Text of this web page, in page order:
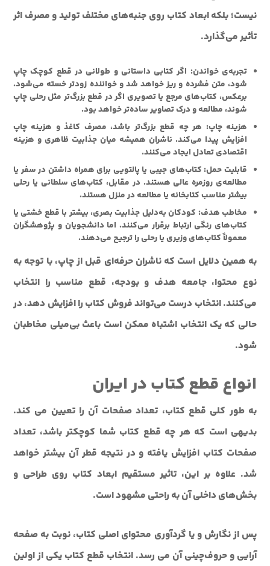
نیست؛ بلکه ابعاد کتاب روی جنبه‌های مختلف تولید و مصرف اثر
تأثیر می‌گذارد.
تجربه‌ی خواندن: اگر کتابی داستانی و طولانی در قطع کوچک چاپ
شود، متن فشرده و ریز خواهد شد و خواننده زودتر خسته می‌شود.
برعکس، کتاب‌های مرجع یا تصویری اگر در قطع بزرگ‌تر مثل رحلی چاپ
شوند، مطالعه و درک تصاویر ساده‌تر خواهد بود.
هزینه چاپ: هر چه قطع بزرگ‌تر باشد، مصرف کاغذ و هزینه چاپ
افزایش پیدا می‌کند. ناشران همیشه میان جذابیت ظاهری و هزینه
اقتصادی تعادل ایجاد می‌کنند.
قابلیت حمل:کتاب‌های جیبی یا پالتویی برای همراه داشتن در سفر یا
مطالعه‌ی روزمره عالی هستند. در مقابل، کتاب‌های سلطانی یا رحلی
بیشتر مناسب کتابخانه یا مطالعه در منزل هستند.
مخاطب هدف: کودکان به‌دلیل جذابیت بصری، بیشتر با قطع خشتی یا
کتاب‌های رنگی ارتباط برقرار می‌کنند. اما دانشجویان و پژوهشگران
معمولاً کتاب‌های وزیری یا رحلی را ترجیح می‌دهند.
به همین دلایل است که ناشران حرفه‌ای قبل از چاپ، با توجه به
نوع محتوا، جامعه هدف و بودجه، قطع مناسب را انتخاب
می‌کنند. انتخاب درست می‌تواند فروش کتاب را افزایش دهد، در
حالی که یک انتخاب اشتباه ممکن است باعث بی‌میلی مخاطبان
شود.
انواع قطع کتاب در ایران
به طور کلي قطع کتاب، تعداد صفحات آن را تعيين مي کند.
بديهي است که هر چه قطع کتاب شما کوچکتر باشد، تعداد
صفحات کتاب افزايش يافته و در نتيجه قطر آن بيشتر خواهد
شد. علاوه بر اين، تاثير مستقيم ابعاد کتاب روي طراحی و
بخش‌هاي داخلي آن به راحتي مشهود است.
پس از نگارش و يا گردآوري محتواي اصلي کتاب، نوبت به صفحه
آرايي و حروف‌چيني آن مي رسد. انتخاب قطع کتاب يکی از اولين